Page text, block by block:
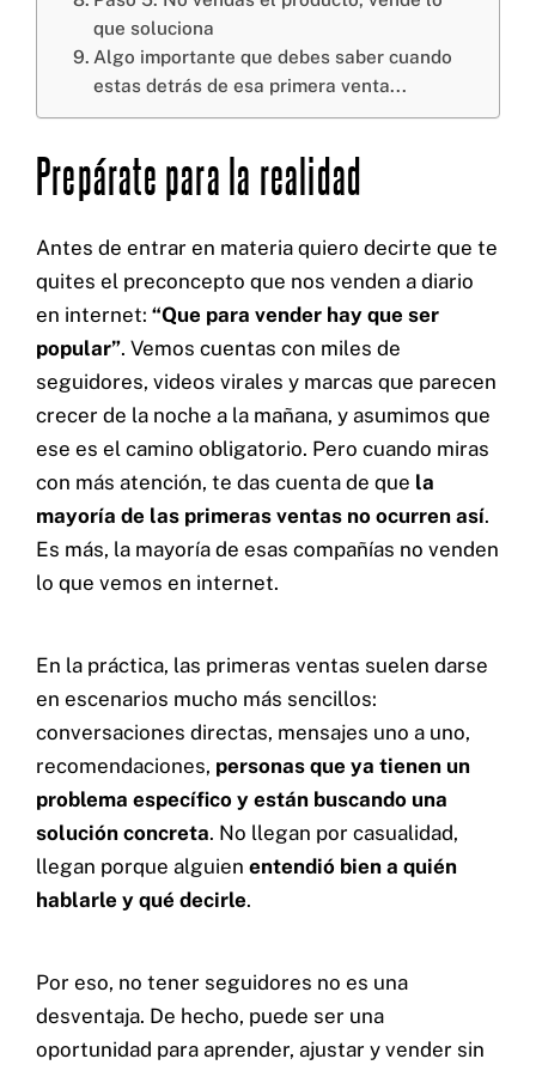
que soluciona
Algo importante que debes saber cuando
estas detrás de esa primera venta...
Prepárate para la realidad
Antes de entrar en materia quiero decirte que te
quites el preconcepto que nos venden a diario
en internet: “Que para vender hay que ser
popular”. Vemos cuentas con miles de
seguidores, videos virales y marcas que parecen
crecer de la noche a la mañana, y asumimos que
ese es el camino obligatorio. Pero cuando miras
con más atención, te das cuenta de que la
mayoría de las primeras ventas no ocurren así.
Es más, la mayoría de esas compañías no venden
lo que vemos en internet.
En la práctica, las primeras ventas suelen darse
en escenarios mucho más sencillos:
conversaciones directas, mensajes uno a uno,
recomendaciones, personas que ya tienen un
problema específico y están buscando una
solución concreta. No llegan por casualidad,
llegan porque alguien entendió bien a quién
hablarle y qué decirle.
Por eso, no tener seguidores no es una
desventaja. De hecho, puede ser una
oportunidad para aprender, ajustar y vender sin